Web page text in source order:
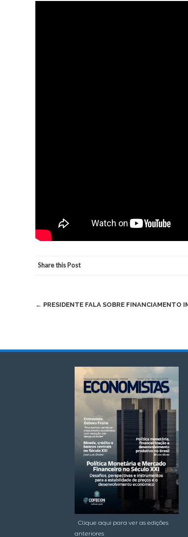
Share this Post
Post
← PRESIDENTE FALA SOBRE FINANCIAMENTO
Clique aqui para ver as edições
anteriores